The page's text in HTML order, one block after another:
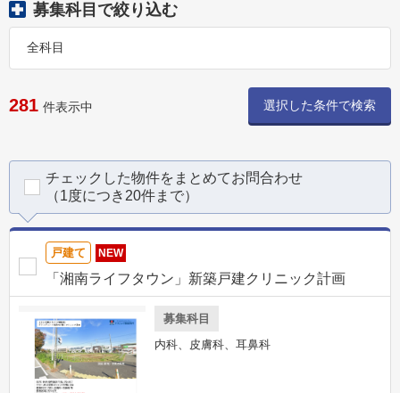
募集科目で絞り込む
全科目
281 件表示中 選択した条件で検索
チェックした物件をまとめてお問合わせ
（1度につき20件まで）
戸建て NEW
「湘南ライフタウン」新築戸建クリニック計画
募集科目
内科、皮膚科、耳鼻科